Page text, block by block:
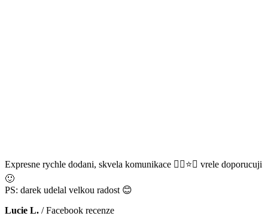
Expresne rychle dodani, skvela komunikace 👌🏻⭐️😊 vrele doporucuji
🙂
PS: darek udelal velkou radost 😊
Lucie L. /Facebook recenze